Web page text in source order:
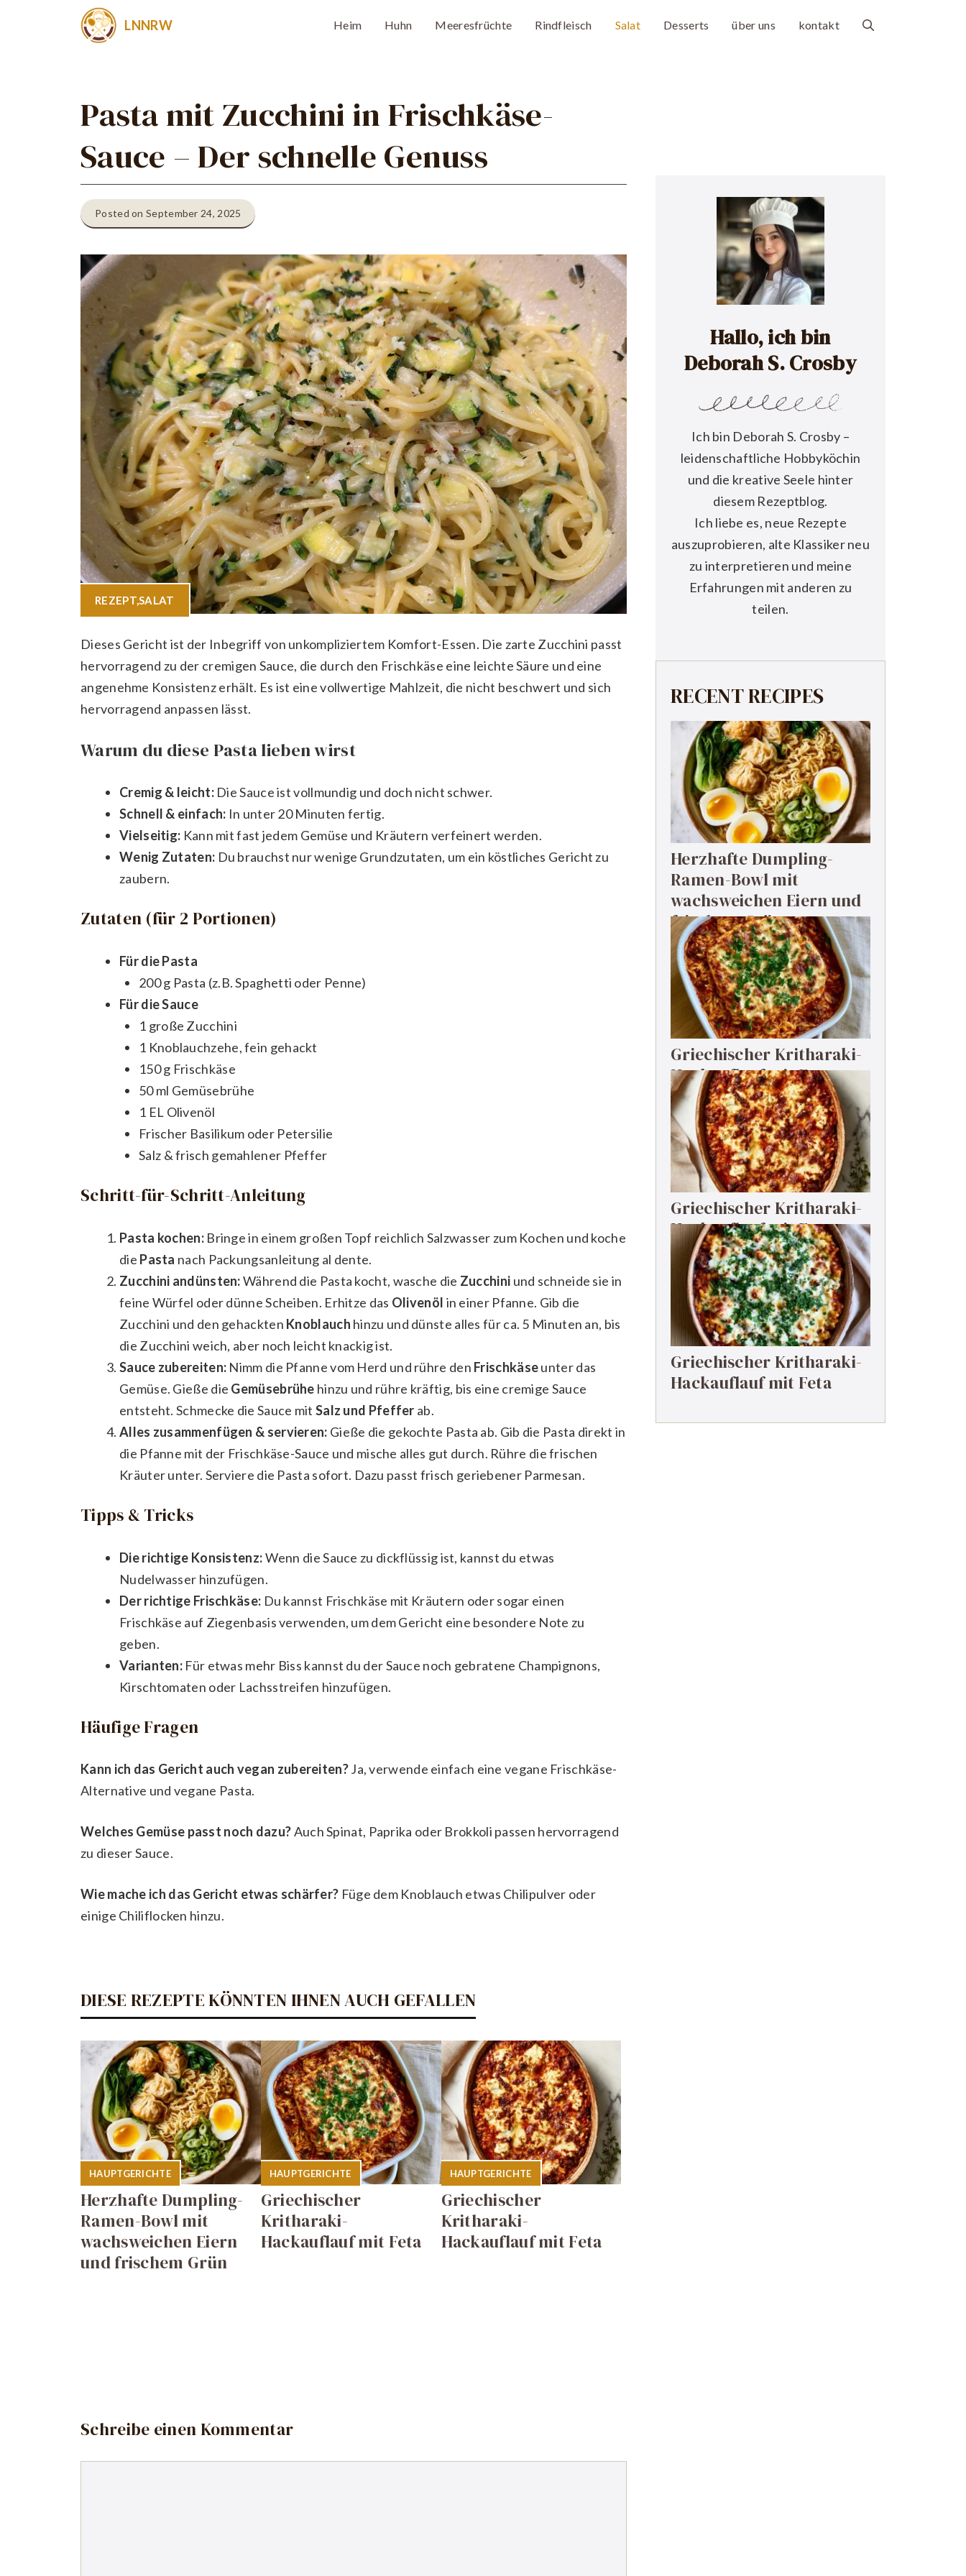
LNNRW Heim Huhn Meeresfrüchte Rindfleisch Salat Desserts über uns kontakt
Pasta mit Zucchini in Frischkäse-
Sauce – Der schnelle Genuss
Posted on September 24, 2025
REZEPT,SALAT
Dieses Gericht ist der Inbegriff von unkompliziertem Komfort-Essen. Die zarte Zucchini passt
hervorragend zu der cremigen Sauce, die durch den Frischkäse eine leichte Säure und eine
angenehme Konsistenz erhält. Es ist eine vollwertige Mahlzeit, die nicht beschwert und sich
hervorragend anpassen lässt.
Warum du diese Pasta lieben wirst
Cremig & leicht:Die Sauce ist vollmundig und doch nicht schwer.
Schnell & einfach: In unter 20 Minuten fertig.
Vielseitig: Kann mit fast jedem Gemüse und Kräutern verfeinert werden.
Wenig Zutaten: Du brauchst nur wenige Grundzutaten, um ein köstliches Gericht zu
zaubern.
Zutaten (für 2 Portionen)
Für die Pasta
200 g Pasta (z.B. Spaghetti oder Penne)
Für die Sauce
1 große Zucchini
1 Knoblauchzehe, fein gehackt
150 g Frischkäse
50 ml Gemüsebrühe
1 EL Olivenöl
Frischer Basilikum oder Petersilie
Salz & frisch gemahlener Pfeffer
Schritt-für-Schritt-Anleitung
Pasta kochen:Bringe in einem großen Topf reichlich Salzwasser zum Kochen und koche
die Pasta nach Packungsanleitung al dente.
Zucchini andünsten:Während die Pasta kocht, wasche die Zucchini und schneide sie in
feine Würfel oder dünne Scheiben. Erhitze das Olivenöl in einer Pfanne. Gib die
Zucchini und den gehackten Knoblauch hinzu und dünste alles für ca. 5 Minuten an, bis
die Zucchini weich, aber noch leicht knackig ist.
Sauce zubereiten: Nimm die Pfanne vom Herd und rühre den Frischkäseunter das
Gemüse. Gieße die Gemüsebrühe hinzu und rühre kräftig, bis eine cremige Sauce
entsteht. Schmecke die Sauce mit Salz und Pfeffer ab.
Alles zusammenfügen & servieren: Gieße die gekochte Pasta ab. Gib die Pasta direkt in
die Pfanne mit der Frischkäse-Sauce und mische alles gut durch. Rühre die frischen
Kräuter unter. Serviere die Pasta sofort. Dazu passt frisch geriebener Parmesan.
Tipps & Tricks
Die richtige Konsistenz:Wenn die Sauce zu dickflüssig ist, kannst du etwas
Nudelwasser hinzufügen.
Der richtige Frischkäse: Du kannst Frischkäse mit Kräutern oder sogar einen
Frischkäse auf Ziegenbasis verwenden, um dem Gericht eine besondere Note zu
geben.
Varianten: Für etwas mehr Biss kannst du der Sauce noch gebratene Champignons,
Kirschtomaten oder Lachsstreifen hinzufügen.
Häufige Fragen
Kann ich das Gericht auch vegan zubereiten?Ja, verwende einfach eine vegane Frischkäse-
Alternative und vegane Pasta.
Welches Gemüse passt noch dazu?Auch Spinat, Paprika oder Brokkoli passen hervorragend
zu dieser Sauce.
Wie mache ich das Gericht etwas schärfer? Füge dem Knoblauch etwas Chilipulver oder
einige Chiliflocken hinzu.
DIESE REZEPTE KÖNNTEN IHNEN AUCH GEFALLEN
HAUPTGERICHTE
Herzhafte Dumpling-
Ramen-Bowl mit
wachsweichen Eiern
und frischem Grün
HAUPTGERICHTE
Griechischer
Kritharaki-
Hackauflauf mit Feta
HAUPTGERICHTE
Griechischer
Kritharaki-
Hackauflauf mit Feta
Schreibe einen Kommentar
Hallo, ich bin
Deborah S. Crosby
Ich bin Deborah S. Crosby –
leidenschaftliche Hobbyköchin
und die kreative Seele hinter
diesem Rezeptblog.
Ich liebe es, neue Rezepte
auszuprobieren, alte Klassiker neu
zu interpretieren und meine
Erfahrungen mit anderen zu
teilen.
RECENT RECIPES
Herzhafte Dumpling-
Ramen-Bowl mit
wachsweichen Eiern und
frischem Grün
Griechischer Kritharaki-
Hackauflauf mit Feta
Griechischer Kritharaki-
Hackauflauf mit Feta
Griechischer Kritharaki-
Hackauflauf mit Feta